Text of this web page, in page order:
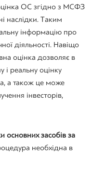
ОС згідно з МСФЗ
наслідки. Таким
інформацію про
діяльності. Навіщо
оцінка дозволяє в
і реальну оцінку
а також це може
інвесторів,
основних засобів за
необхідна в